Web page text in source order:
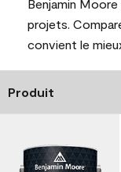
Benjamin
projets.
convient le
Produit